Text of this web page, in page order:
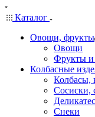
Каталог
Овощи, фрукты
Овощи
Фрукты и
Колбасные
Колбасы,
Сосиски,
Снеки